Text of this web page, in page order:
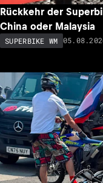
Rückkehr der
China oder Malaysia
SUPERBIKE WM